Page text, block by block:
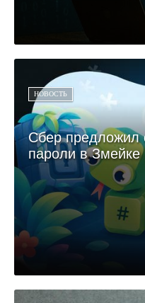
НОВОСТЬ
Сбер предложил
пароли в Змейке